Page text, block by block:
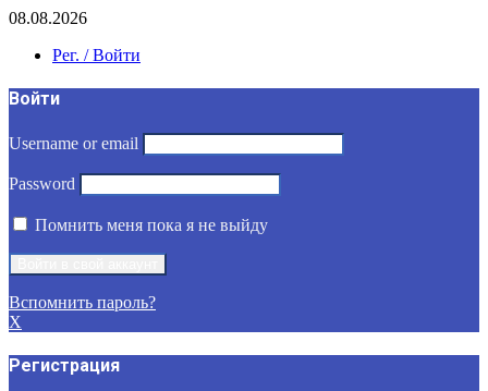
08.08.2026
Рег. / Войти
Войти
Username or email
Password
Помнить меня пока я не выйду
Вспомнить пароль?
X
Регистрация